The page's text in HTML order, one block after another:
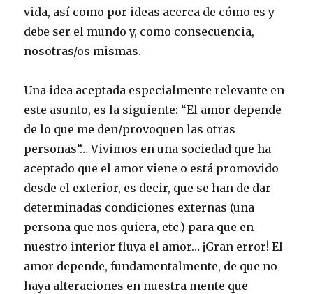
vida, así como por ideas acerca de cómo es y
debe ser el mundo y, como consecuencia,
nosotras/os mismas.
Una idea aceptada especialmente relevante en
este asunto, es la siguiente: “El amor depende
de lo que me den/provoquen las otras
personas”… Vivimos en una sociedad que ha
aceptado que el amor viene o está promovido
desde el exterior, es decir, que se han de dar
determinadas condiciones externas (una
persona que nos quiera, etc.) para que en
nuestro interior fluya el amor… ¡Gran error! El
amor depende, fundamentalmente, de que no
haya alteraciones en nuestra mente que